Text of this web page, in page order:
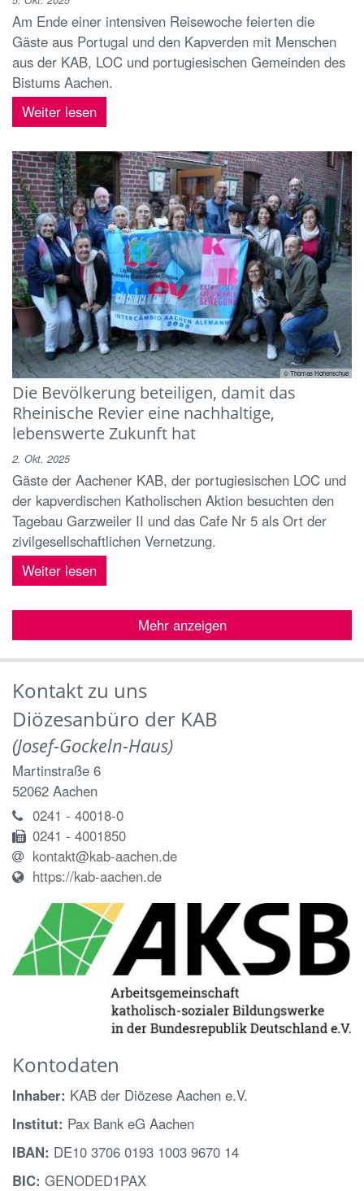
Am Ende einer intensiven Reisewoche feierten die
Gäste aus Portugal und den Kapverden mit Menschen
aus der KAB, LOC und portugiesischen Gemeinden des
Bistums Aachen.
Weiter lesen
© Thomas Hohenschue
Die Bevölkerung beteiligen, damit das
Rheinische Revier eine nachhaltige,
lebenswerte Zukunft hat
2. Okt. 2025
Gäste der Aachener KAB, der portugiesischen LOC und
der kapverdischen Katholischen Aktion besuchten den
Tagebau Garzweiler II und das Cafe Nr 5 als Ort der
zivilgesellschaftlichen Vernetzung.
Weiter lesen
Mehr anzeigen
Kontakt zu uns
Diözesanbüro der KAB
(Josef-Gockeln-Haus)
Martinstraße 6
52062 Aachen
0241 - 40018-0
0241 - 4001850
kontakt@kab-aachen.de
https://kab-aachen.de
Kontodaten
Inhaber: KAB der Diözese Aachen e.V.
Institut: Pax Bank eG Aachen
IBAN: DE10 3706 0193 1003 9670 14
BIC: GENODED1PAX